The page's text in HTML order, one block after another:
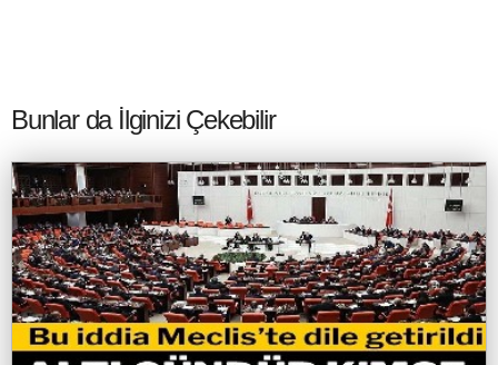
Bunlar da İlginizi Çekebilir